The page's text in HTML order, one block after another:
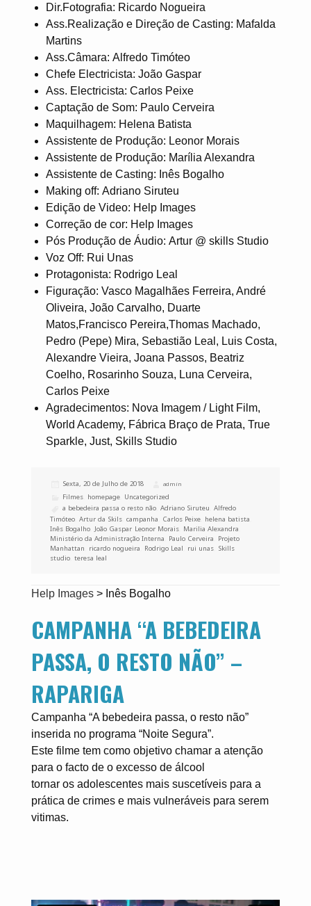
Dir.Fotografia: Ricardo Nogueira
Ass.Realização e Direção de Casting: Mafalda
Martins
Ass.Câmara: Alfredo Timóteo
Chefe Electricista: João Gaspar
Ass. Electricista: Carlos Peixe
Captação de Som: Paulo Cerveira
Maquilhagem: Helena Batista
Assistente de Produção: Leonor Morais
Assistente de Produção: Marília Alexandra
Assistente de Casting: Inês Bogalho
Making off: Adriano Siruteu
Edição de Video: Help Images
Correção de cor: Help Images
Pós Produção de Áudio: Artur @ skills Studio
Voz Off: Rui Unas
Protagonista: Rodrigo Leal
Figuração: Vasco Magalhães Ferreira, André
Oliveira, João Carvalho, Duarte
Matos,Francisco Pereira,Thomas Machado,
Pedro (Pepe) Mira, Sebastião Leal, Luis Costa,
Alexandre Vieira, Joana Passos, Beatriz
Coelho, Rosarinho Souza, Luna Cerveira,
Carlos Peixe
Agradecimentos: Nova Imagem / Light Film,
World Academy, Fábrica Braço de Prata, True
Sparkle, Just, Skills Studio
Publicado
Sexta, 20 de Julho de 2018 Autor
admin
Categorias
Filmes homepage Uncategorized
Etiquetas
a bebedeira passa o resto não ,Adriano Siruteu ,Alfredo
Timóteo ,Artur da Skils ,campanha Carlos Peixe helena batista
Inês Bogalho João Gaspar, Leonor Morais Marilia Alexandra
Ministério da Administração Interna
Paulo Cerveira
Projeto
Manhattan
ricardo nogueira Rodrigo Leal rui unas Skills
studio ,teresa leal
Help Images> Inês Bogalho
CAMPANHA “A BEBEDEIRA
PASSA, O RESTO NÃO” –
RAPARIGA
Campanha “A bebedeira passa, o resto não”
inserida no programa “Noite Segura”.
Este filme tem como objetivo chamar a atenção
para o facto de o excesso de álcool
tornar os adolescentes mais suscetíveis para a
prática de crimes e mais vulneráveis para serem
vitimas.